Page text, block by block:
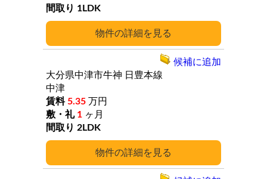
詳細
1LDK
詳細
大分県中津市牛神 日豊本線
中津
5.35 万円
1 ヶ月
2LDK
候補に追加